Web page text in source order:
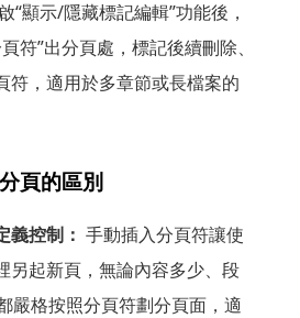
“顯示/隱藏標記編輯”功能後，
符”出分頁處，標記後續刪除、
符，適用於多章節或長檔案的
頁的區別
義控制： 手動插入分頁符讓使
另起新頁，無論內容多少、段
嚴格按照分頁符劃分頁面，適